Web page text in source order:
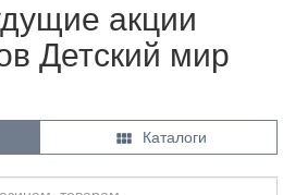
акции
Детский мир
 Каталоги